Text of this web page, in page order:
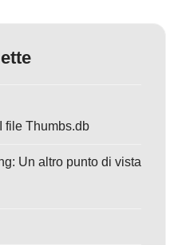
file Thumbs.db
Un altro punto di vista